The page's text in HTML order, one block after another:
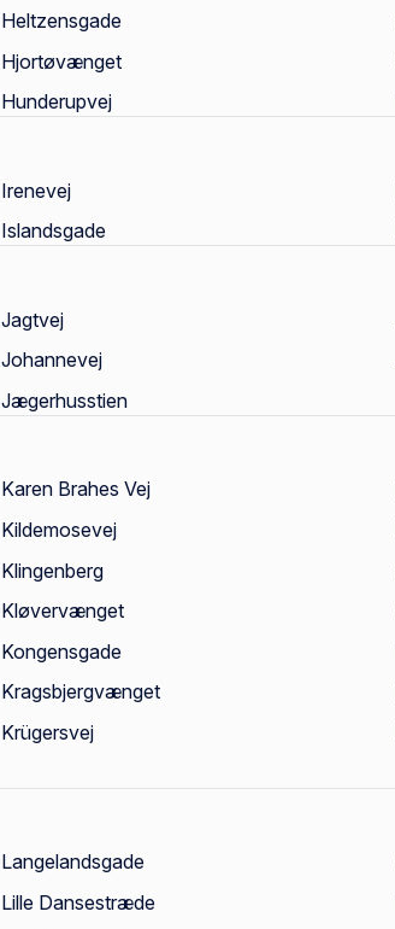
Heltzensgade
Hjortøvænget
Hunderupvej
Irenevej
Islandsgade
Jagtvej
Johannevej
Jægerhusstien
Karen Brahes Vej
Kildemosevej
Klingenberg
Kløvervænget
Kongensgade
Kragsbjergvænget
Krügersvej
Langelandsgade
Lille Dansestræde